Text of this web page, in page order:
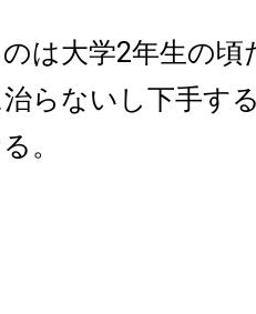
は大学2年生の頃
らないし下手す
。